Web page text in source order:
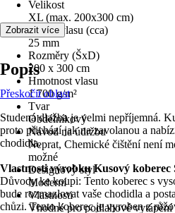
Velikost
XL (max. 200x300 cm)
Výška vlasu (cca)
25 mm
Rozměry (ŠxD)
200 x 300 cm
Hmotnost vlasu
1 700 g/m²
Tvar
Obdélníkový
Návod na údržbu
Neprat, Chemické čištění není
možné
Designový styl
Moderní
Vlastnosti
Vhodné pro podlahové vytápění
Zobrazit více
Popis
Přeskočit oblast
Studená dlažba je velmi nepříjemná.
proto přichází jak na zavolanou a
chodidla.
Vlastnosti výrobku Kusový koberec
Důvody ke koupi: Tento koberec s
bude rozmazlovat vaše chodidla a
chůzi. Tento koberec je vyroben z